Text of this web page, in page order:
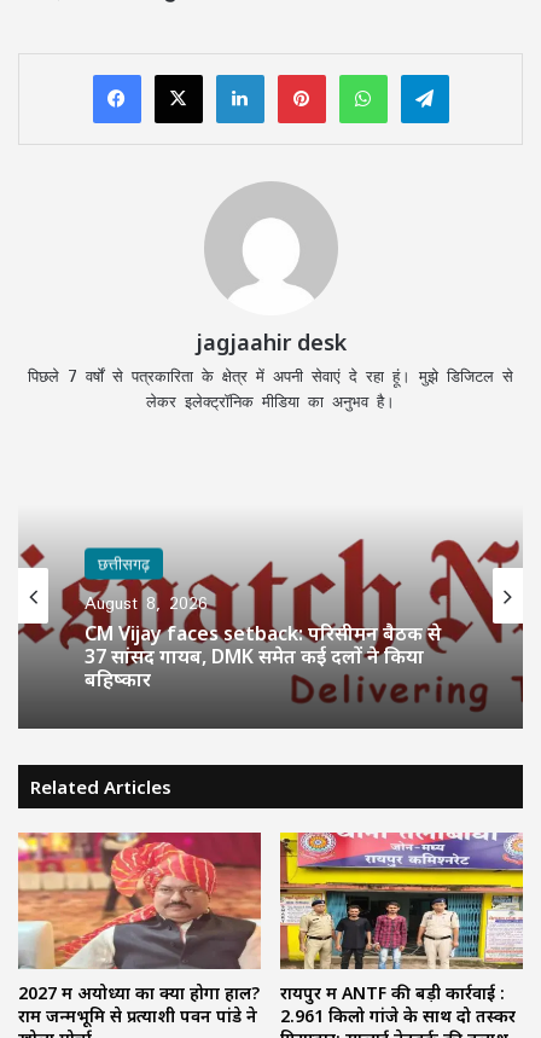
LinkedInPinterestWhatsAppTelegram
jagjaahir desk
पिछले 7 वर्षों से पत्रकारिता के क्षेत्र में अपनी सेवाएं दे रहा हूं। मुझे डिजिटल से
लेकर इलेक्ट्रॉनिक मीडिया का अनुभव है।
छत्तीसगढ़
August 8, 2026
CM Vijay faces setback: परिसीमन बैठक से
37 सांसद गायब, DMK समेत कई दलों ने किया
बहिष्कार
Related Articles
2027 में अयोध्या का क्या होगा हाल?
राम जन्मभूमि से प्रत्याशी पवन पांडे ने
रायपुर में ANTF की बड़ी कार्रवाई :
2.961 किलो गांजे के साथ दो तस्कर